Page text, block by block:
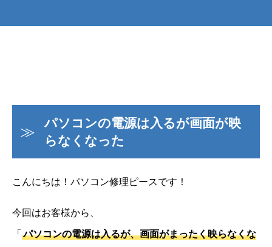
パソコンの電源は入るが画面が映
らなくなった
こんにちは！パソコン修理ピースです！
今回はお客様から、
「パソコンの電源は入るが、画面がまったく映らなくな